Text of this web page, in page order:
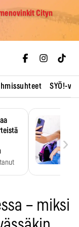
Cityn
Ihmissuhteet SYÖ!-
›
– miksi